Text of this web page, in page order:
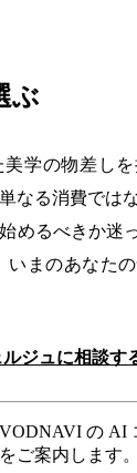
ぶ
学の物差し
なる消費では
めるべきか迷
いまのあなた
ジュに相談す
の AI
ご案内します。